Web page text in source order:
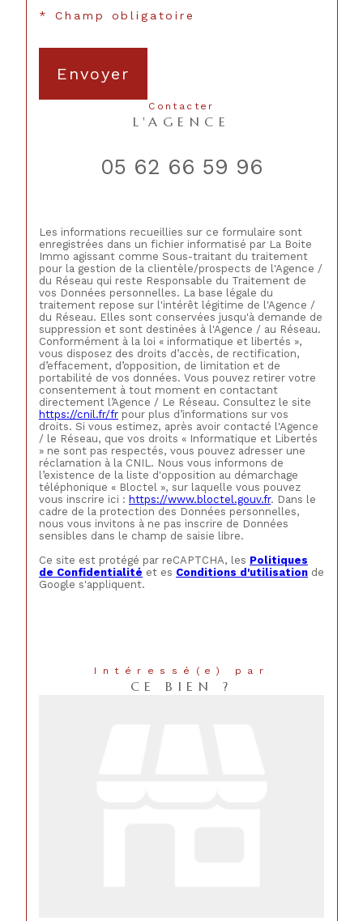
* Champ obligatoire
Envoyer
contacter
L'AGENCE
05 62 66 59 96
Les informations recueillies sur ce formulaire sont
enregistrées dans un fichier informatisé par La Boite
Immo agissant comme Sous-traitant du traitement
pour la gestion de la clientèle/prospects de l'Agence /
du Réseau qui reste Responsable du Traitement de
vos Données personnelles. La base légale du
traitement repose sur l'intérêt légitime de l'Agence /
du Réseau. Elles sont conservées jusqu'à demande de
suppression et sont destinées à l'Agence / au Réseau.
Conformément à la loi « informatique et libertés »,
vous disposez des droits d’accès, de rectification,
d’effacement, d’opposition, de limitation et de
portabilité de vos données. Vous pouvez retirer votre
consentement à tout moment en contactant
directement l’Agence / Le Réseau. Consultez le site
https://cnil.fr/fr pour plus d’informations sur vos
droits. Si vous estimez, après avoir contacté l'Agence
/ le Réseau, que vos droits « Informatique et Libertés
» ne sont pas respectés, vous pouvez adresser une
réclamation à la CNIL. Nous vous informons de
l’existence de la liste d'opposition au démarchage
téléphonique « Bloctel », sur laquelle vous pouvez
vous inscrire ici : https://www.bloctel.gouv.fr. Dans le
cadre de la protection des Données personnelles,
nous vous invitons à ne pas inscrire de Données
sensibles dans le champ de saisie libre.
Ce site est protégé par reCAPTCHA, les Politiques
de Confidentialité et es Conditions d'utilisation de
Google s'appliquent.
Intéressé(e) par
CE BIEN ?